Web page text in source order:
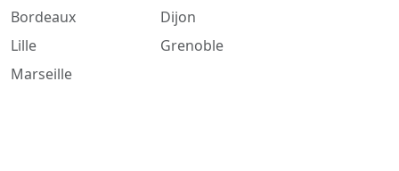
Bordeaux
Lille
Marseille
Dijon
Grenoble